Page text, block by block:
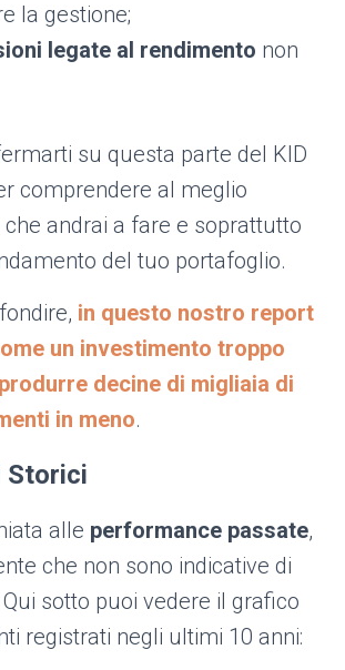
la gestione;
legate al rendimento non
su questa parte del KID
comprendere al meglio
che andrai a fare e soprattutto
del tuo portafoglio.
in questo nostro report
un investimento troppo
decine di migliaia di
in meno.
Storici
alle performance passate,
che non sono indicative di
sotto puoi vedere il grafico
registrati negli ultimi 10 anni: